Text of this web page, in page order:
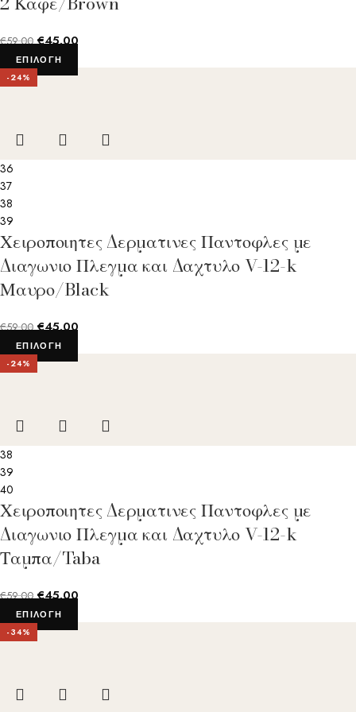
€59.00 €45.00
ΕΠΙΛΟΓΉ
-24%
36
37
38
39
Χειροποιητες Δερματινες Παντοφλες με
Διαγωνιο Πλεγμα και Δαχτυλο V-12-k
Μαυρο/Black
€59.00 €45.00
ΕΠΙΛΟΓΉ
-24%
38
39
40
Χειροποιητες Δερματινες Παντοφλες με
Διαγωνιο Πλεγμα και Δαχτυλο V-12-k
Ταμπα/Taba
€59.00 €45.00
ΕΠΙΛΟΓΉ
-34%